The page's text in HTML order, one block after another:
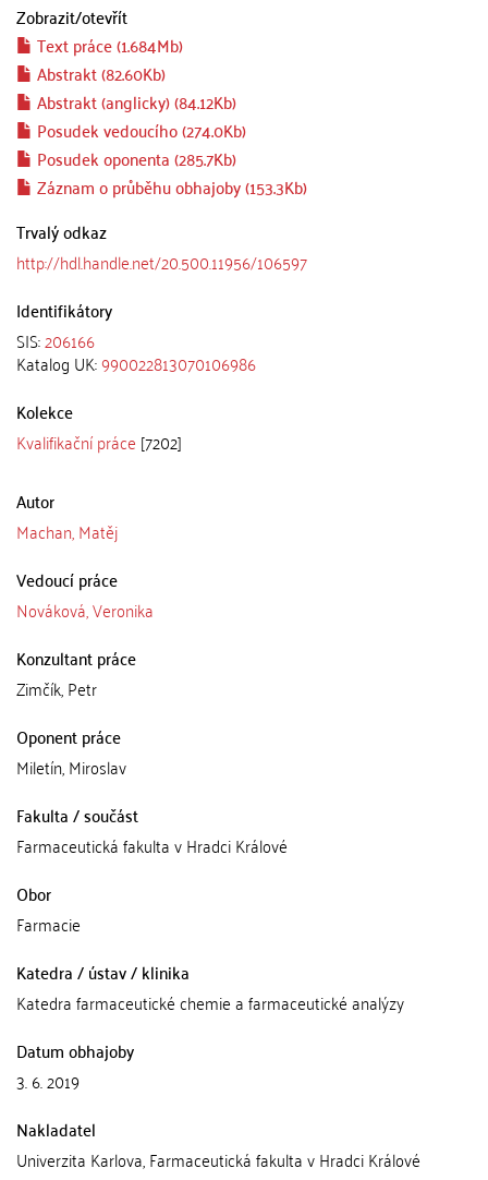
Zobrazit/otevřít
Text práce (1.684Mb)
Abstrakt (82.60Kb)
Abstrakt (anglicky) (84.12Kb)
Posudek vedoucího (274.0Kb)
Posudek oponenta (285.7Kb)
Záznam o průběhu obhajoby (153.3Kb)
Trvalý odkaz
http://hdl.handle.net/20.500.11956/106597
Identifikátory
SIS:206166
Katalog UK:990022813070106986
Kolekce
Kvalifikační práce [7202]
Autor
Machan, Matěj
Vedoucí práce
Nováková, Veronika
Konzultant práce
Zimčík, Petr
Oponent práce
Miletín, Miroslav
Fakulta / součást
Farmaceutická fakulta v Hradci Králové
Obor
Farmacie
Katedra / ústav / klinika
Katedra farmaceutické chemie a farmaceutické analýzy
Datum obhajoby
3. 6. 2019
Nakladatel
Univerzita Karlova, Farmaceutická fakulta v Hradci Králové